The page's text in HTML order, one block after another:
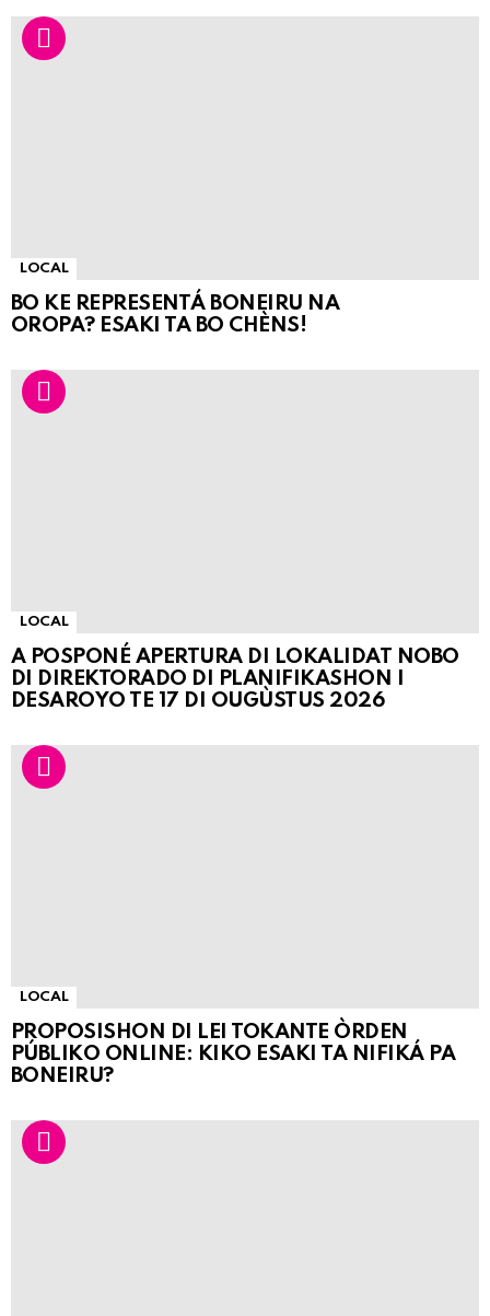
LOCAL
BO KE REPRESENTÁ BONEIRU NA
OROPA? ESAKI TA BO CHÈNS!
LOCAL
A POSPONÉ APERTURA DI LOKALIDAT NOBO
DI DIREKTORADO DI PLANIFIKASHON I
DESAROYO TE 17 DI OUGÙSTUS 2026
LOCAL
PROPOSISHON DI LEI TOKANTE ÒRDEN
PÚBLIKO ONLINE: KIKO ESAKI TA NIFIKÁ PA
BONEIRU?